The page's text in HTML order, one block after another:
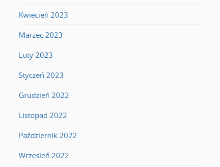
Kwiecień 2023
Marzec 2023
Luty 2023
Styczeń 2023
Grudzień 2022
Listopad 2022
Październik 2022
Wrzesień 2022